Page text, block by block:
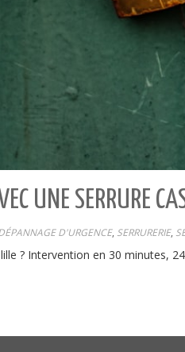
UNE SERRURE
D'URGENCE, SERRURERIE,
? Intervention en 30 minutes,